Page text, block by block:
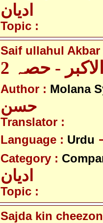
ادیان
Topic :
Saif ullahul Akbar
- حصہ 2
Author : Molana
حسن
Translator :
Language : Urdu
Category :
ادیان
Topic :
Sajda kin